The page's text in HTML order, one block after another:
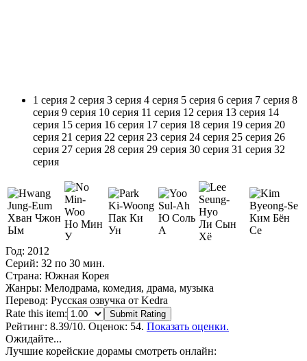
1 серия 2 серия 3 серия 4 серия 5 серия 6 серия 7 серия 8
серия 9 серия 10 серия 11 серия 12 серия 13 серия 14
серия 15 серия 16 серия 17 серия 18 серия 19 серия 20
серия 21 серия 22 серия 23 серия 24 серия 25 серия 26
серия 27 серия 28 серия 29 серия 30 серия 31 серия 32
серия
Хван Чжон
Ым
Но Мин
У
Пак Ки
Ун
Ю Соль
А
Ли Сын
Хё
Ким Бён
Се
Год: 2012
Серий: 32 по 30 мин.
Страна: Южная Корея
Жанры: Мелодрама, комедия, драма, музыка
Перевод: Русская озвучка от Kedra
Rate this item:
Submit Rating
Рейтинг: 8.39/10. Оценок: 54. Показать оценки.
Ожидайте...
Лучшие корейские дорамы смотреть онлайн: